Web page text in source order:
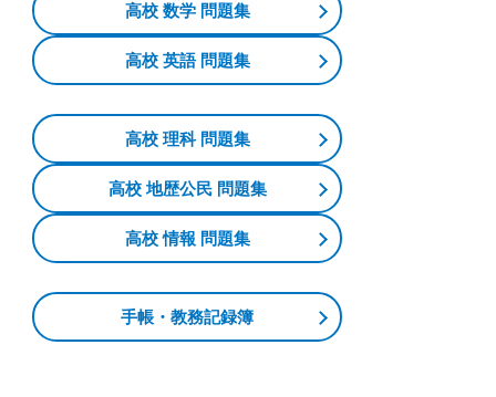
高校 数学 問題集
高校 英語 問題集
高校 理科 問題集
高校 地歴公民 問題集
高校 情報 問題集
手帳・教務記録簿